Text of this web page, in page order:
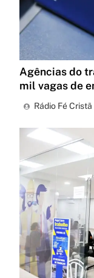
Agências do
mil vagas de
Rádio Fé Cristã